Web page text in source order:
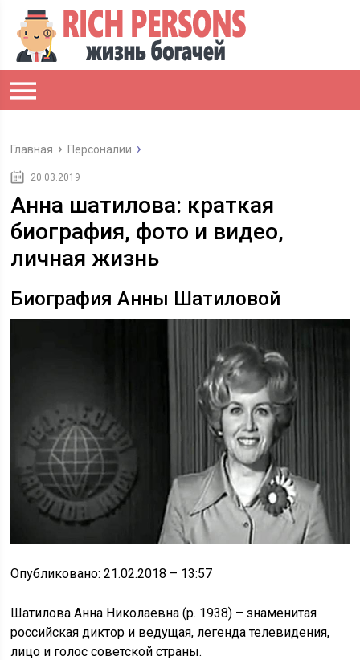
Главная Персоналии
20.03.2019
Анна шатилова: краткая
биография, фото и видео,
личная жизнь
Биография Анны Шатиловой
Опубликовано: 21.02.2018 – 13:57
Шатилова Анна Николаевна (р. 1938) – знаменитая
российская диктор и ведущая, легенда телевидения,
лицо и голос советской страны.